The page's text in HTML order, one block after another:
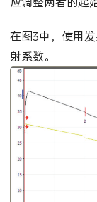
在图3中，使用
射系数。